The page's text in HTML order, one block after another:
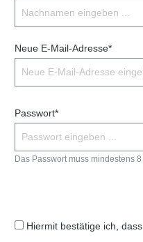
Neue E-Mail-Adresse*
Passwort*
Das Passwort muss mindestens
Hiermit bestätige ich,